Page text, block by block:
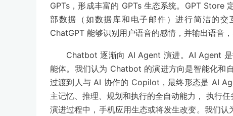
GPTs，形成丰富的 GPTs 生态系统。GPT Store
部数据（如数据库和电子邮件）进行简洁的
ChatGPT 能够识别用户语音的感情，并输出语音
Chatbot 逐渐向 AI Agent 演进。AI Agent
能体。我们认为 Chatbot 的演进方向是智能化和
过渡到人与 AI 协作的 Copilot，最终形态是 AI
主记忆、推理、规划和执行的全自动能力， 执行
演进过程中，手机应用生态或将发生改变。我们